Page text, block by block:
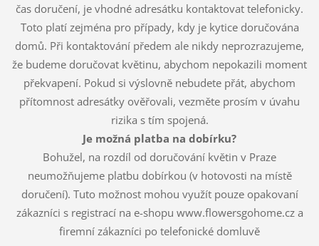
čas doručení, je vhodné adresátku kontaktovat telefonicky.
Toto platí zejména pro případy, kdy je kytice doručována
domů. Při kontaktování předem ale nikdy neprozrazujeme,
že budeme doručovat květinu, abychom nepokazili moment
překvapení. Pokud si výslovně nebudete přát, abychom
přítomnost adresátky ověřovali, vezměte prosím v úvahu
rizika s tím spojená.
Je možná platba na dobírku?
Bohužel, na rozdíl od doručování květin v Praze
neumožňujeme platbu dobírkou (v hotovosti na místě
doručení). Tuto možnost mohou využít pouze opakovaní
zákazníci s registrací na e-shopu www.flowersgohome.cz a
firemní zákazníci po telefonické domluvě